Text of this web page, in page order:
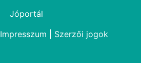
Jóportál
Impresszum Szerzői jogok